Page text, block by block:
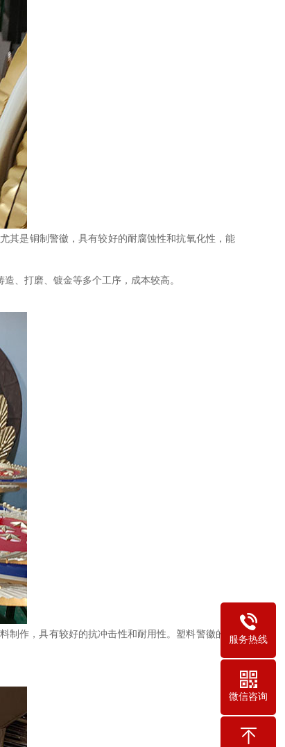
其是铜制警徽，具有较好的耐腐蚀性和抗氧化性，能
、打磨、镀金等多个工序，成本较高。
制作，具有较好的抗冲击性和耐用性。塑料警徽的外服务热线
微信咨询